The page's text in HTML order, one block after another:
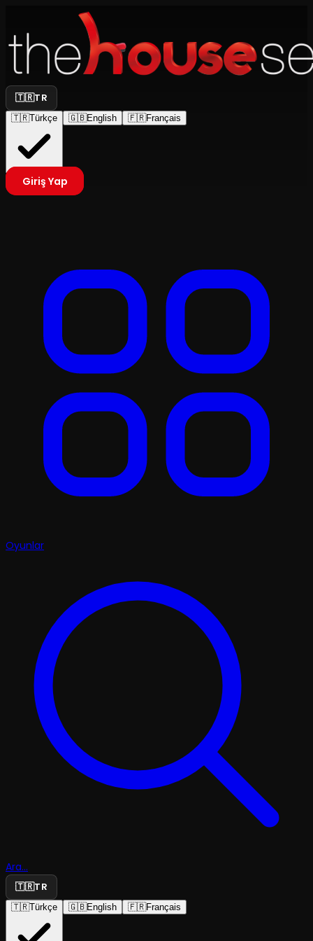
🇹🇷TR
🇹🇷Türkçe 🇬🇧English 🇫🇷Français
Giriş Yap
Oyunlar
Ara...
🇹🇷TR
🇹🇷Türkçe 🇬🇧English 🇫🇷Français